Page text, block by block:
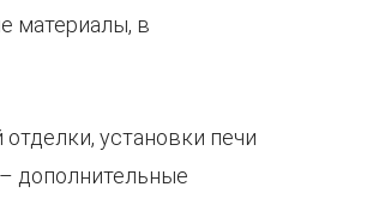
материалы, в
установки печи
дополнительные